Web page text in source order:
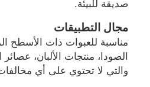
صديقة للبيئة.
مجال التطبيقات
مناسبة للعبوات ذات الأسطح
الصودا، منتجات الألبان، عصائر
والتي لا تحتوي على أي